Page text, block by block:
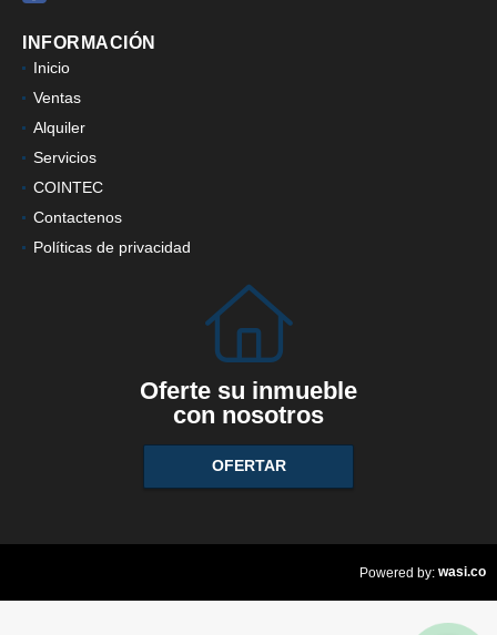
INFORMACIÓN
Inicio
Ventas
Alquiler
Servicios
COINTEC
Contactenos
Políticas de privacidad
Oferte su inmueble
con nosotros
OFERTAR
Powered by: wasi.co